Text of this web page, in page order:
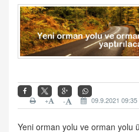
09.9.2021 09:35
-
+
Yeni orman yolu ve orman yolu